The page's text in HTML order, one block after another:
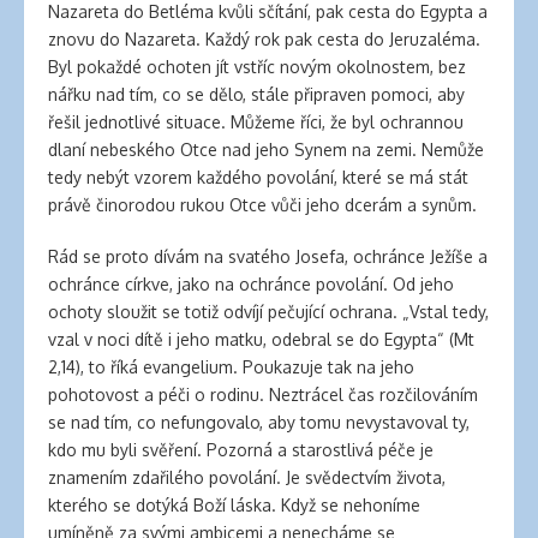
Nazareta do Betléma kvůli sčítání, pak cesta do Egypta a
znovu do Nazareta. Každý rok pak cesta do Jeruzaléma.
Byl pokaždé ochoten jít vstříc novým okolnostem, bez
nářku nad tím, co se dělo, stále připraven pomoci, aby
řešil jednotlivé situace. Můžeme říci, že byl ochrannou
dlaní nebeského Otce nad jeho Synem na zemi. Nemůže
tedy nebýt vzorem každého povolání, které se má stát
právě činorodou rukou Otce vůči jeho dcerám a synům.
Rád se proto dívám na svatého Josefa, ochránce Ježíše a
ochránce církve, jako na ochránce povolání. Od jeho
ochoty sloužit se totiž odvíjí pečující ochrana. „Vstal tedy,
vzal v noci dítě i jeho matku, odebral se do Egypta“ (Mt
2,14), to říká evangelium. Poukazuje tak na jeho
pohotovost a péči o rodinu. Neztrácel čas rozčilováním
se nad tím, co nefungovalo, aby tomu nevystavoval ty,
kdo mu byli svěření. Pozorná a starostlivá péče je
znamením zdařilého povolání. Je svědectvím života,
kterého se dotýká Boží láska. Když se nehoníme
umíněně za svými ambicemi a nenecháme se